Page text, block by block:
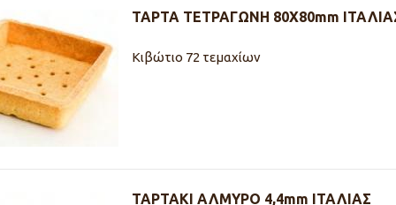
ΤΑΡΤΑ ΤΕΤΡΑΓΩΝΗ 80Χ80mm
Κιβώτιο 72 τεμαχίων
ΤΑΡΤΑΚΙ ΑΛΜΥΡΟ 4,4mm ΙΤΑΛΙΑΣ